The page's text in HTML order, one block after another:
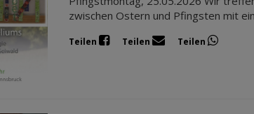
zwischen Ostern und Pfingsten mit
Teilen Teilen Teilen